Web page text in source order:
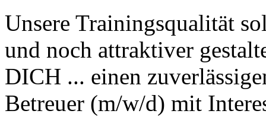
Unsere Trainingsqualität
und noch attraktiver
DICH ... einen
Betreuer (m/w/d) mit